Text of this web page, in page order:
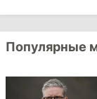
Популярные